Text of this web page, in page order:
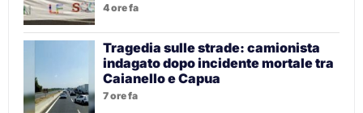
4 ore fa
Tragedia sulle strade: camionista
indagato dopo incidente mortale tra
Caianello e Capua
7 ore fa